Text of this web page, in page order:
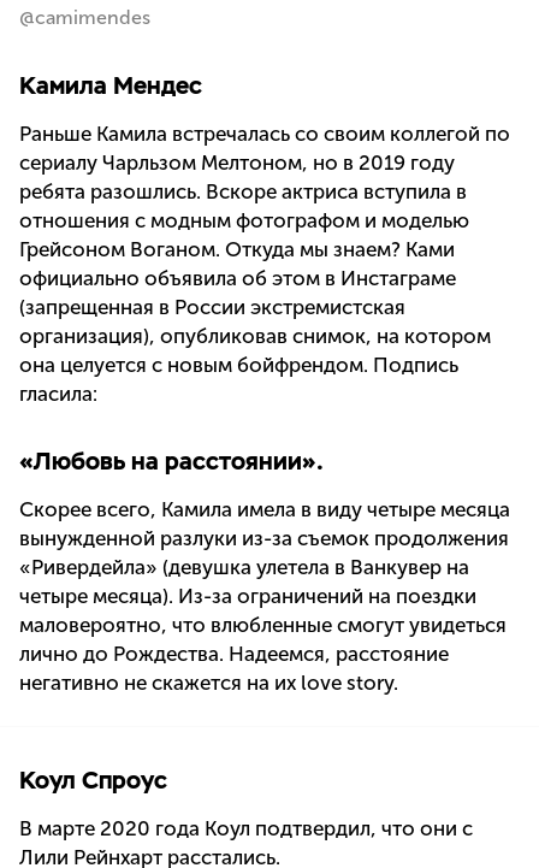
@camimendes
Камила Мендес
Раньше Камила встречалась со своим коллегой по
сериалу Чарльзом Мелтоном, но в 2019 году
ребята разошлись. Вскоре актриса вступила в
отношения с модным фотографом и моделью
Грейсоном Воганом. Откуда мы знаем? Ками
официально объявила об этом в Инстаграме
(запрещенная в России экстремистская
организация), опубликовав снимок, на котором
она целуется с новым бойфрендом. Подпись
гласила:
«Любовь на расстоянии».
Скорее всего, Камила имела в виду четыре месяца
вынужденной разлуки из-за съемок продолжения
«Ривердейла» (девушка улетела в Ванкувер на
четыре месяца). Из-за ограничений на поездки
маловероятно, что влюбленные смогут увидеться
лично до Рождества. Надеемся, расстояние
негативно не скажется на их love story.
Коул Спроус
В марте 2020 года Коул подтвердил, что они с
Лили Рейнхарт расстались.